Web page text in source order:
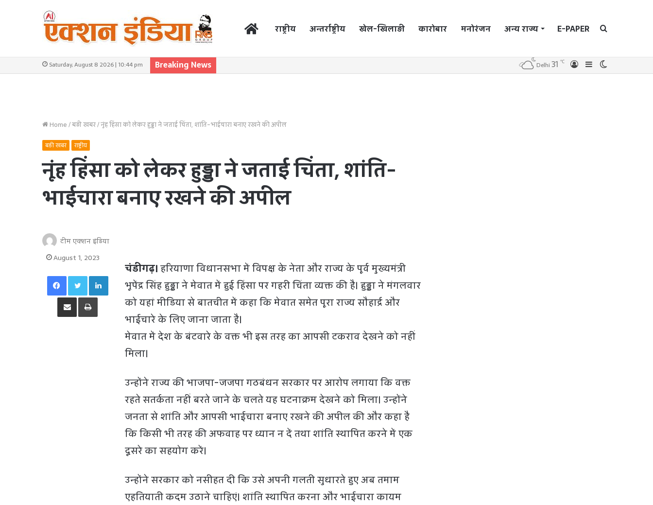
राष्ट्रीय अन्तर्राष्ट्रीय खेल-खिलाड़ी कारोबार मनोरंजन अन्य राज्य E-PAPER Search
Saturday, August 8 2026 | 10:44 pm Breaking News Sidebar
Log
Delhi 31 ℃
Home/बड़ी खबर/नूंह हिंसा को लेकर हुड्डा ने जताई चिंता, शांति-भाईचारा बनाए रखने की अपील
बड़ी खबर राष्ट्रीय
नूंह हिंसा को लेकर हुड्डा ने जताई चिंता, शांति-
भाईचारा बनाए रखने की अपील
चंडीगढ़।हरियाणा विधानसभा में विपक्ष के नेता और राज्य के पूर्व मुख्यमंत्री
भूपेंद्र सिंह हुड्डा ने मेवात में हुई हिंसा पर गहरी चिंता व्यक्त की है। हुड्डा ने मंगलवार
को यहां मीडिया से बातचीत में कहा कि मेवात समेत पूरा राज्य सौहार्द्र और
भाईचारे के लिए जाना जाता है।
मेवात में देश के बंटवारे के वक्त भी इस तरह का आपसी टकराव देखने को नहीं
मिला।
उन्हाेंने राज्य की भाजपा-जजपा गठबंधन सरकार पर आरोप लगाया कि वक्त
रहते सतर्कता नहीं बरते जाने के चलते यह घटनाक्रम देखने को मिला। उन्होंने
जनता से शांति और आपसी भाईचारा बनाए रखने की अपील की और कहा है
कि किसी भी तरह की अफवाह पर ध्यान न दें तथा शांति स्थापित करने में एक
दूसरे का सहयोग करें।
उन्हाेंने सरकार को नसीहत दी कि उसे अपनी गलती सुधारते हुए अब तमाम
एहतियाती कदम उठाने चाहिएं। शांति स्थापित करना और भाईचारा कायम
टीम एक्शन इंडिया
August 1, 2023
Facebook Twitter LinkedIn
Share via Email Print